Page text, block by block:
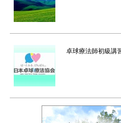
卓球療法師初級講